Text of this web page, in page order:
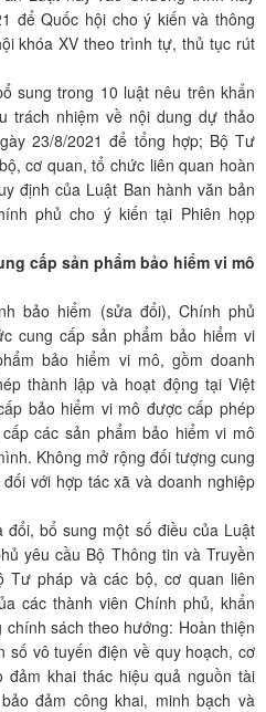
để Quốc hội cho ý kiến và thông
khóa XV theo trình tự, thủ tục rút
sung trong 10 luật nêu trên khẩn
trách nhiệm về nội dung dự thảo
23/8/2021 để tổng hợp; Bộ Tư
cơ quan, tổ chức liên quan hoàn
định của Luật Ban hành văn bản
phủ cho ý kiến tại Phiên họp
cấp sản phẩm bảo hiểm vi mô
bảo hiểm (sửa đổi), Chính phủ
cung cấp sản phẩm bảo hiểm vi
bảo hiểm vi mô, gồm doanh
thành lập và hoạt động tại Việt
bảo hiểm vi mô được cấp phép
các sản phẩm bảo hiểm vi mô
Không mở rộng đối tượng cung
với hợp tác xã và doanh nghiệp
bổ sung một số điều của Luật
yêu cầu Bộ Thông tin và Truyền
Tư pháp và các bộ, cơ quan liên
các thành viên Chính phủ, khẩn
sách theo hướng: Hoàn thiện
số vô tuyến điện về quy hoạch, cơ
khai thác hiệu quả nguồn tài
đảm công khai, minh bạch và